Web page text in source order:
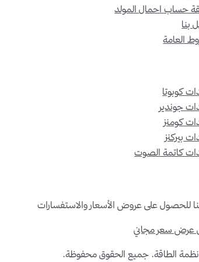
حساب احمال المولد
بنا
العامة
كوبوتا
جوندير
كومنز
بيركنز
كاتمة الصوت
للحصول على عروض الأسعار والاستفسارات
عرض سعر مجاني
الطاقة. جميع الحقوق محفوظة.